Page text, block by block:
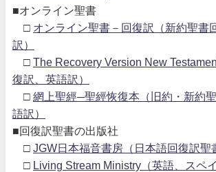
■オンライン聖書
□ オンライン聖書－回復訳（新約聖書
訳）
□ The Recovery Version New
復訳、英語訳）
□ 網上聖經─聖經恢復本（旧約・新約
語訳）
■回復訳聖書の出版社
□ JGW日本福音書房（日本語回復訳聖
□ Living Stream Ministry（英語、スペ